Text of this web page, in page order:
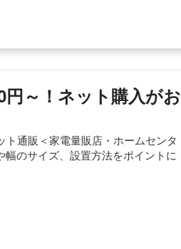
～！ネット購入がお
通販＜家電量販店・ホームセンタ
のサイズ、設置方法をポイントに